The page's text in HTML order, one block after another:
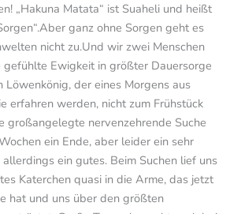
„Hakuna Matata“ ist Suaheli und heißt
ganz ohne Sorgen geht es
nicht zu.Und wir zwei Menschen
Ewigkeit in größter Dauersorge
Löwenkönig, der eines Morgens aus
erfahren werden, nicht zum Frühstück
großangelegte nervenzehrende Suche
ein Ende, aber leider ein sehr
ein gutes. Beim Suchen lief uns
Katerchen quasi in die Arme, das jetzt
hat und uns über den größten